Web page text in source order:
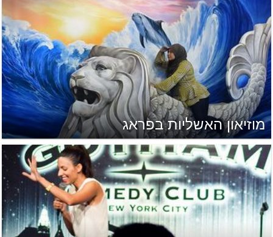
מוזיאון האשליות בפראג